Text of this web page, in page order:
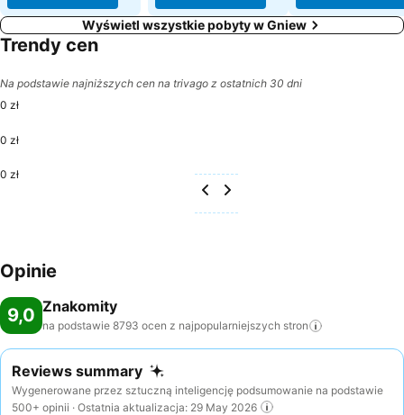
Wyświetl wszystkie pobyty w Gniew
Trendy cen
Na podstawie najniższych cen na trivago z ostatnich 30 dni
0 zł
0 zł
0 zł
Opinie
9,0 Znakomity
na podstawie 8793 ocen z najpopularniejszych stron
Reviews summary
Wygenerowane przez sztuczną inteligencję podsumowanie na podstawie
500+ opinii · Ostatnia aktualizacja: 29 May 2026